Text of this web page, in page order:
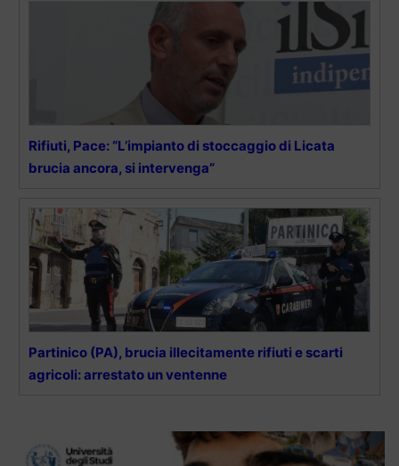
Rifiuti, Pace: “L’impianto di stoccaggio di Licata
brucia ancora, si intervenga”
Partinico (PA), brucia illecitamente rifiuti e scarti
agricoli: arrestato un ventenne